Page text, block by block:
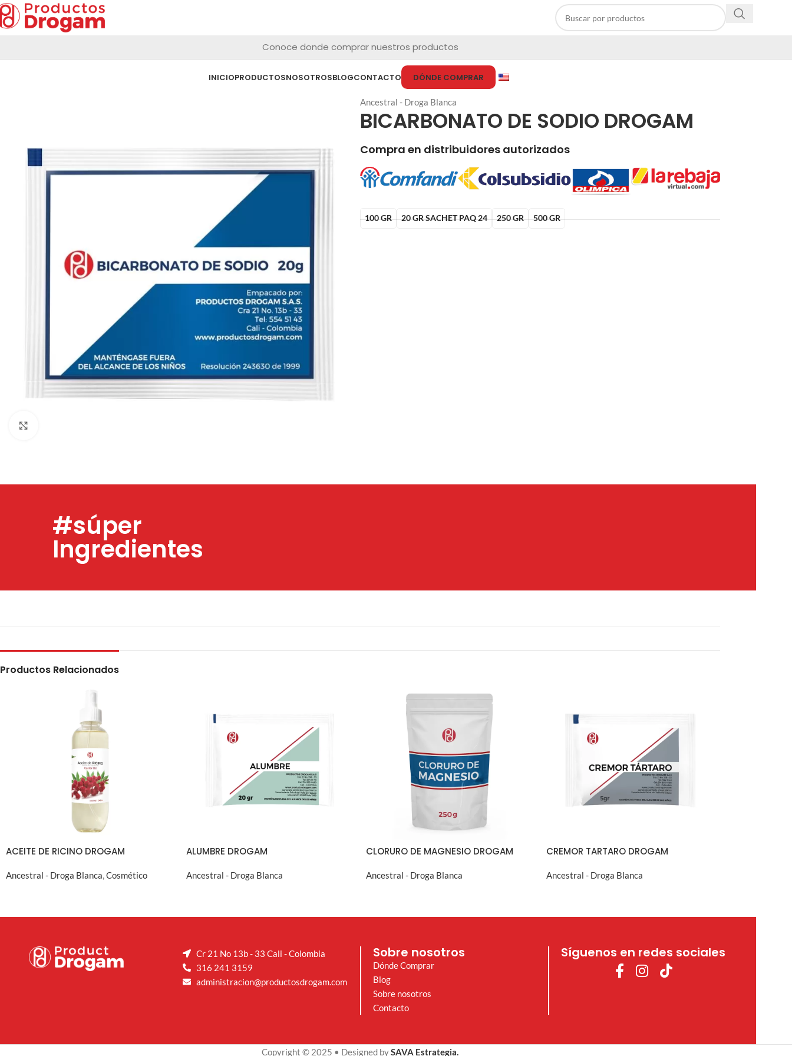
Conoce donde comprar nuestros productos
INICIOPRODUCTOSNOSOTROSBLOGCONTACTO DÓNDE COMPRAR
Ancestral - Droga Blanca
BICARBONATO DE SODIO DROGAM
Compra en distribuidores autorizados
100 GR 20 GR SACHET PAQ 24 250 GR 500 GR
#súper
Ingredientes
Productos Relacionados
ACEITE DE RICINO DROGAM
Ancestral - Droga Blanca Cosmético
ALUMBRE DROGAM
Ancestral - Droga Blanca
CLORURO DE MAGNESIO DROGAM
Ancestral - Droga Blanca
CREMOR TARTARO DROGAM
Ancestral - Droga Blanca
Cr 21 No 13b - 33 Cali - Colombia
316 241 3159
administracion@productosdrogam.com
Sobre nosotros
Dónde Comprar
Blog
Sobre nosotros
Contacto
Síguenos en redes sociales
Copyright © 2025 • Designed bySAVA Estrategia.